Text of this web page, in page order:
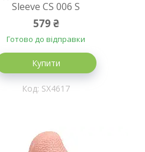
Sleeve CS 006 S
579 ₴
Готово до відправки
Купити
SX4617